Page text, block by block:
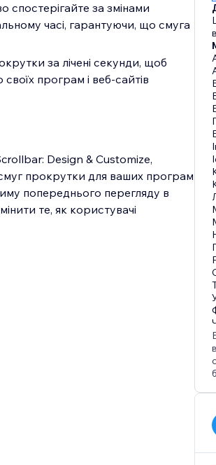
спостерігайте за змінами
часі, гарантуючи, що смуга
за лічені секунди, щоб
програм і веб-сайтів
Design & Customize,
прокрутки для ваших програм
попереднього перегляду в
те, як користувачі